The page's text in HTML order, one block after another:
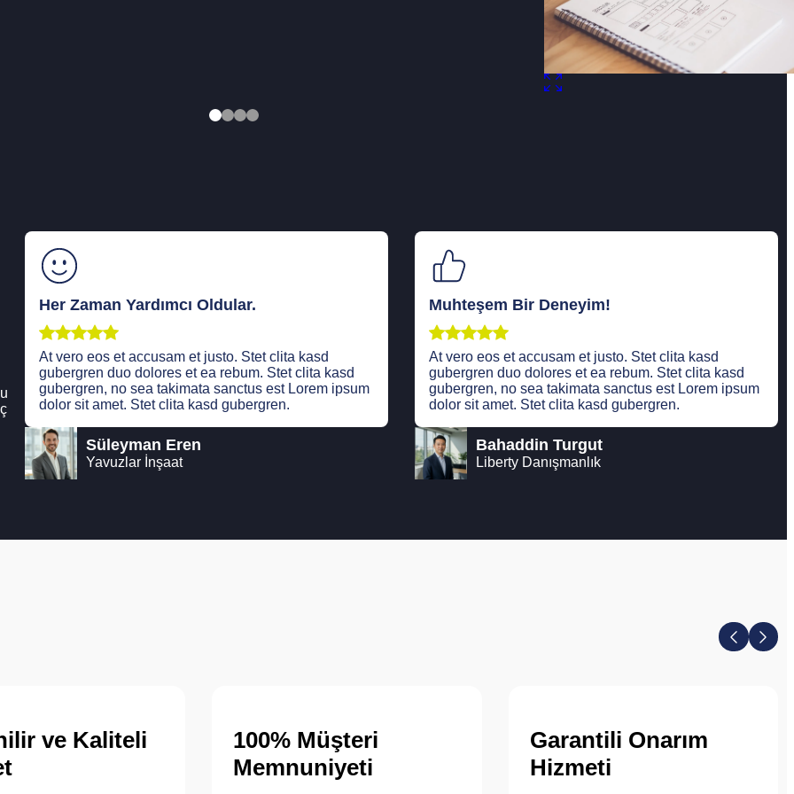
Her Zaman Yardımcı Oldular.
At vero eos et accusam et justo. Stet clita kasd
gubergren duo dolores et ea rebum. Stet clita kasd
gubergren, no sea takimata sanctus est Lorem ipsum
dolor sit amet. Stet clita kasd gubergren.
Süleyman Eren
Yavuzlar İnşaat
Muhteşem Bir Deneyim!
At vero eos et accusam et justo. Stet clita kasd
gubergren duo dolores et ea rebum. Stet clita kasd
gubergren, no sea takimata sanctus est Lorem ipsum
dolor sit amet. Stet clita kasd gubergren.
Bahaddin Turgut
Liberty Danışmanlık
ve Kaliteli
100% Müşteri
Memnuniyeti
Garantili Onarım
Hizmeti